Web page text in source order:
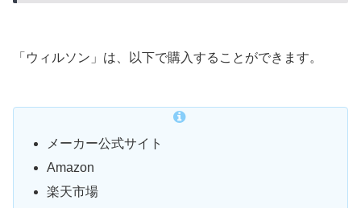
「ウィルソン」は、以下で購入することができます。
メーカー公式サイト
Amazon
楽天市場